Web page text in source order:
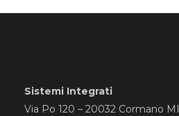
Sistemi Integrati
Via Po 120 – 20032 Cormano MI